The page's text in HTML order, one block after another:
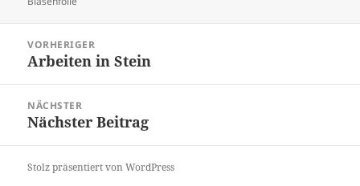
VORHERIGER
Vorheriger
Arbeiten in Stein
NÄCHSTER
Nächster
Nächster Beitrag
Stolz präsentiert von WordPress